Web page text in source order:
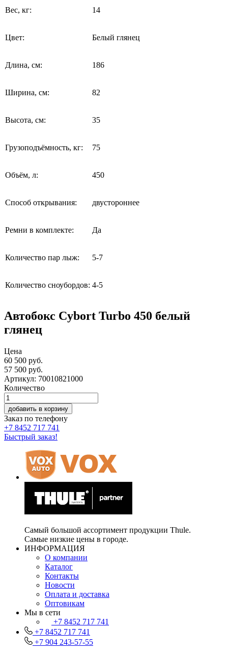
Вес, кг: 14
Цвет: Белый глянец
Длина, см: 186
Ширина, см: 82
Высота, см: 35
Грузоподъёмность, кг: 75
Объём, л: 450
Способ открывания: двустороннее
Ремни в комплекте: Да
Количество пар лыж: 5-7
Количество сноубордов: 4-5
Автобокс Cybort Turbo 450 белый
глянец
Цена
60 500 руб.
57 500 руб.
Артикул: 70010821000
Количество
добавить в корзину
Заказ по телефону
+7 8452 717 741
Быстрый заказ!
Самый большой ассортимент продукции Thule.
Самые низкие цены в городе.
ИНФОРМАЦИЯ
О компании
Каталог
Контакты
Новости
Оплата и доставка
Оптовикам
Мы в сети
+7 8452 717 741
+7 8452 717 741
+7 904 243-57-55